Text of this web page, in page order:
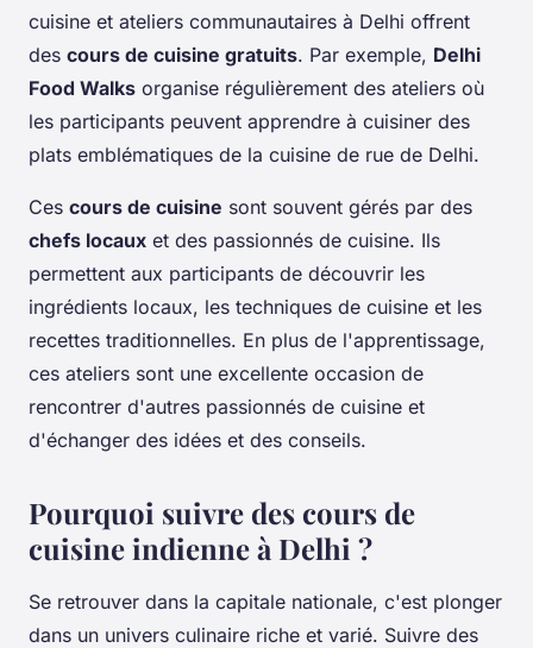
cuisine et ateliers communautaires à Delhi offrent
des cours de cuisine gratuits. Par exemple, Delhi
Food Walks organise régulièrement des ateliers où
les participants peuvent apprendre à cuisiner des
plats emblématiques de la cuisine de rue de Delhi.
Ces cours de cuisine sont souvent gérés par des
chefs locaux et des passionnés de cuisine. Ils
permettent aux participants de découvrir les
ingrédients locaux, les techniques de cuisine et les
recettes traditionnelles. En plus de l'apprentissage,
ces ateliers sont une excellente occasion de
rencontrer d'autres passionnés de cuisine et
d'échanger des idées et des conseils.
Pourquoi suivre des cours de
cuisine indienne à Delhi ?
Se retrouver dans la capitale nationale, c'est plonger
dans un univers culinaire riche et varié. Suivre des